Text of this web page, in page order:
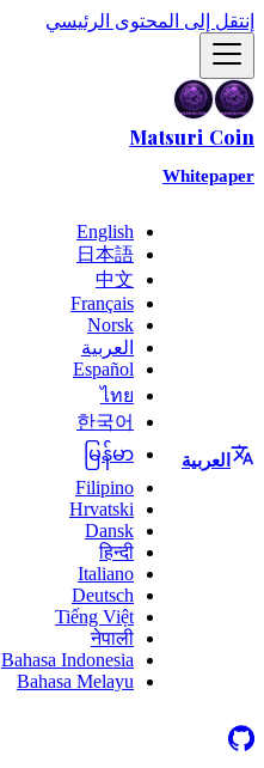
إنتقل إلى المحتوى الرئيسي
Matsuri Coin
Whitepaper
العربية
English
日本語
中文
Français
Norsk
العربية
Español
ไทย
한국어
မြန်မာ
Filipino
Hrvatski
Dansk
हिन्दी
Italiano
Deutsch
Tiếng Việt
नेपाली
Bahasa Indonesia
Bahasa Melayu